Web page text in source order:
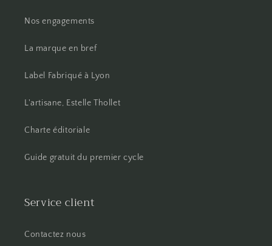
Nos engagements
La marque en bref
Label Fabriqué à Lyon
L'artisane, Estelle Thollet
Charte éditoriale
Guide gratuit du premier cycle
Service client
Contactez nous